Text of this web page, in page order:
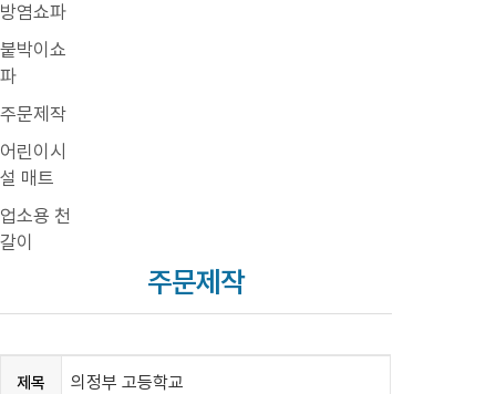
방염쇼파
붙박이쇼
파
주문제작
어린이시
설 매트
업소용 천
갈이
주문제작
제목 의정부 고등학교